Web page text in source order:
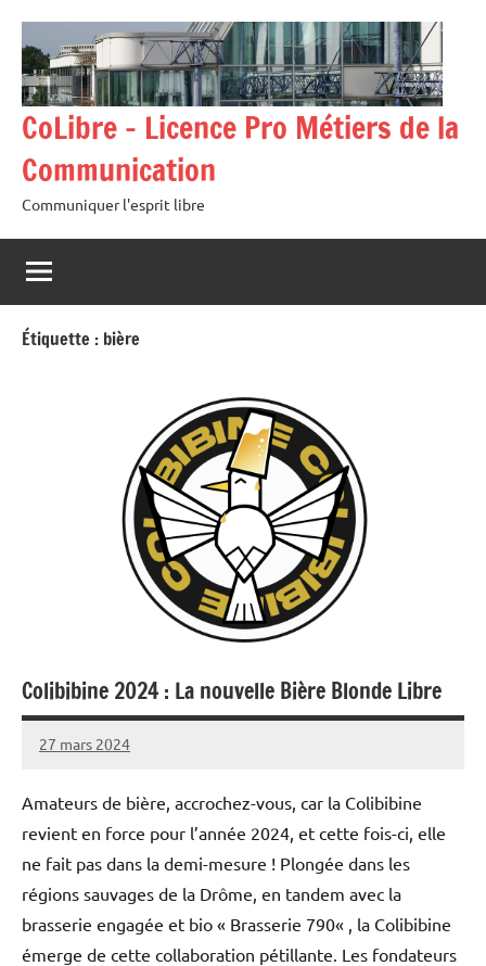
contenu
CoLibre – Licence Pro Métiers de la
Communication
Communiquer l'esprit libre
Étiquette : bière
Colibibine 2024 : La nouvelle Bière Blonde Libre
27 mars 2024
rekaa
1
Amateurs de bière, accrochez-vous, car la Colibibine
revient en force pour l’année 2024, et cette fois-ci, elle
ne fait pas dans la demi-mesure ! Plongée dans les
régions sauvages de la Drôme, en tandem avec la
brasserie engagée et bio « Brasserie 790« , la Colibibine
émerge de cette collaboration pétillante. Les fondateurs